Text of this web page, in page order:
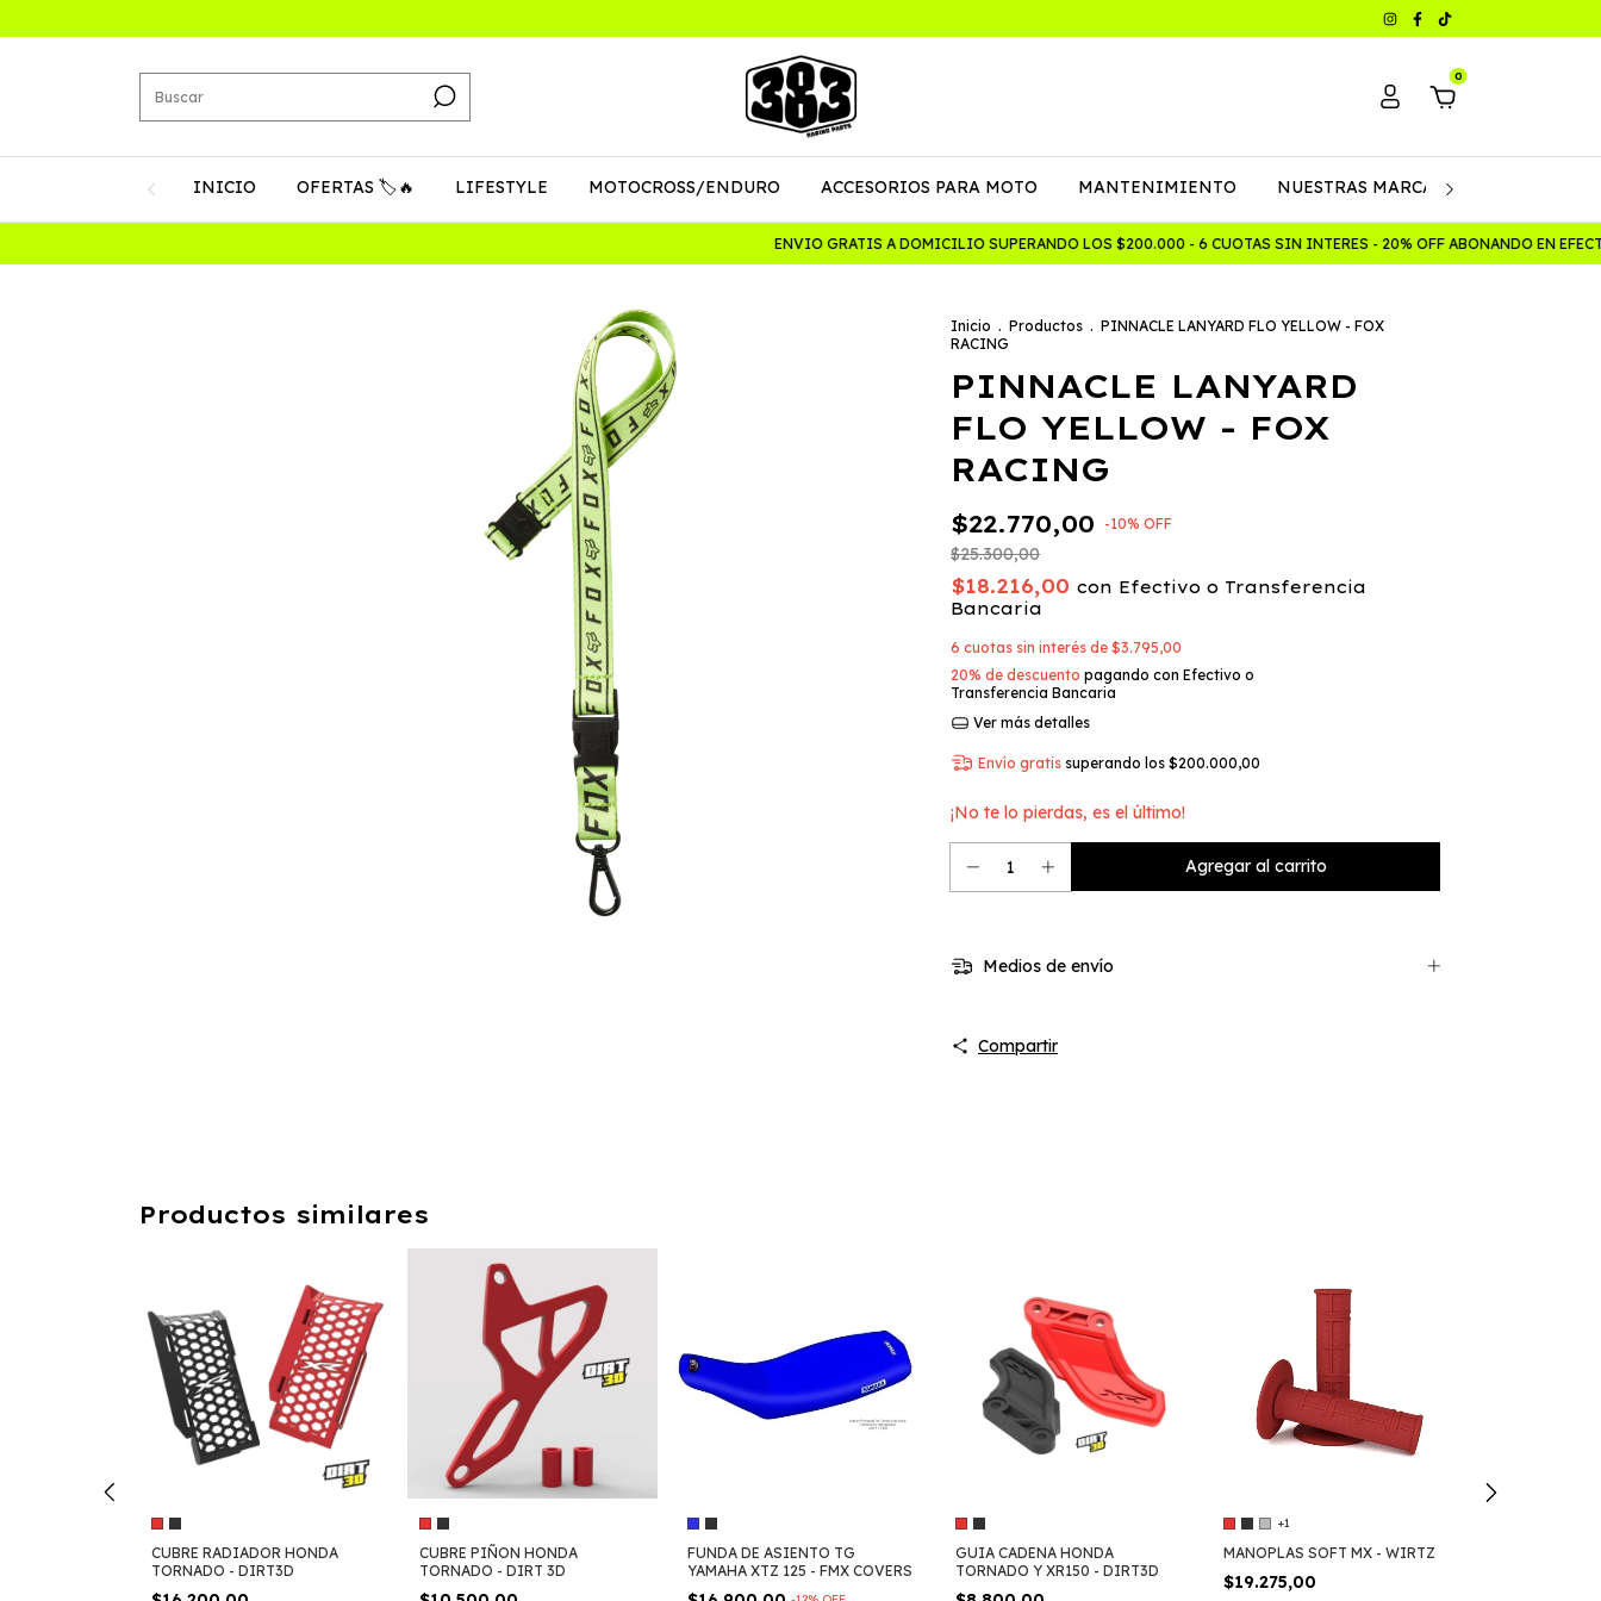
0
INICIO OFERTAS 🏷️🔥 LIFESTYLE MOTOCROSS/ENDURO ACCESORIOS PARA MOTO MANTENIMIENTO NUESTRAS MARCAS
ENVIO GRATIS A DOMICILIO SUPERANDO LOS $200.000 - 6 CUOTAS SIN INTERES - 20% OFF ABONANDO EN
Inicio . Productos . PINNACLE LANYARD FLO YELLOW - FOX
RACING
PINNACLE LANYARD
FLO YELLOW - FOX
RACING
$22.770,00 -10% OFF
$25.300,00
$18.216,00 con Efectivo o Transferencia
Bancaria
6 cuotas sin interés de $3.795,00
20% de descuento pagando con Efectivo o
Transferencia Bancaria
Ver más detalles
Envío gratis superando los $200.000,00
¡No te lo pierdas, es el último!
Medios de envío
Compartir
Productos similares
CUBRE RADIADOR HONDA
TORNADO - DIRT3D
CUBRE PIÑON HONDA
TORNADO - DIRT 3D
FUNDA DE ASIENTO TG
YAMAHA XTZ 125 - FMX COVERS
GUIA CADENA HONDA
TORNADO Y XR150 - DIRT3D
+1
MANOPLAS SOFT MX - WIRTZ
$19.275,00